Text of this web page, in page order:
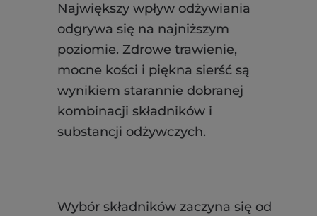
Największy wpływ odżywiania
odgrywa się na najniższym
poziomie. Zdrowe trawienie,
mocne kości i piękna sierść są
wynikiem starannie dobranej
kombinacji składników i
substancji odżywczych.
Wybór składników zaczyna się od